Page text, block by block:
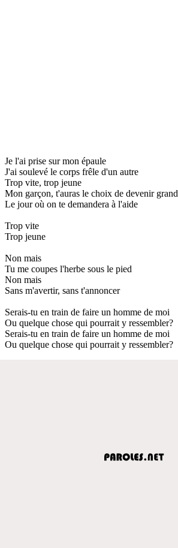
Je l'ai prise sur mon épaule
J'ai soulevé le corps frêle d'un autre
Trop vite, trop jeune
Mon garçon, t'auras le choix de devenir grand
Le jour où on te demandera à l'aide
Trop vite
Trop jeune
Non mais
Tu me coupes l'herbe sous le pied
Non mais
Sans m'avertir, sans t'annoncer
Serais-tu en train de faire un homme de moi
Ou quelque chose qui pourrait y ressembler?
Serais-tu en train de faire un homme de moi
Ou quelque chose qui pourrait y ressembler?